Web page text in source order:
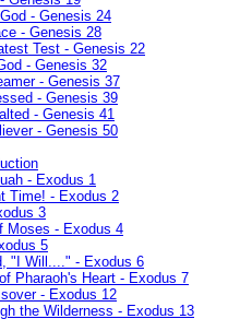
- Genesis 24
- Genesis 28
Test - Genesis 22
- Genesis 32
- Genesis 37
- Genesis 39
- Genesis 41
- Genesis 50
- Exodus 1
Time! - Exodus 2
3
Moses - Exodus 4
5
"I Will...." - Exodus 6
Pharaoh's Heart - Exodus 7
- Exodus 12
the Wilderness - Exodus 13